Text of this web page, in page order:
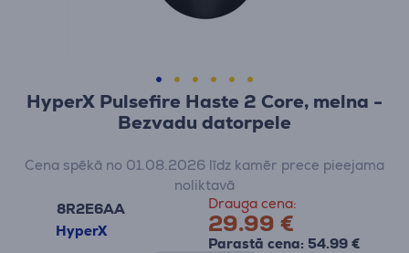
HyperX Pulsefire Haste 2 Core, melna -
Bezvadu datorpele
8R2E6AA
HyperX
Drauga cena:
29.99 €
Parastā cena: 54.99 €
Cena spēkā no 01.08.2026 līdz kamēr prece pieejama
noliktavā